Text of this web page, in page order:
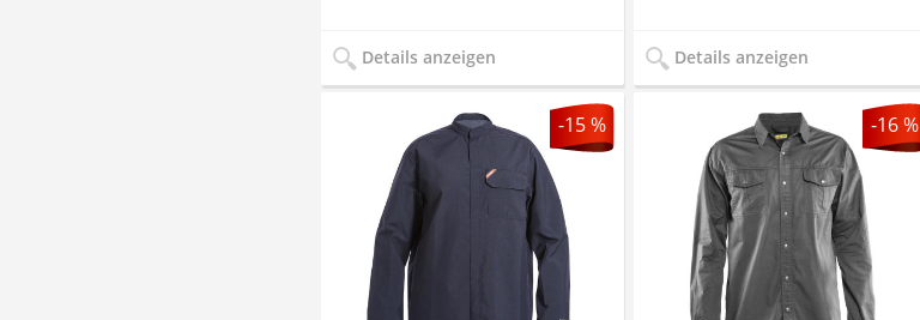
Details anzeigen Details anzeigen
-15 % -16 %